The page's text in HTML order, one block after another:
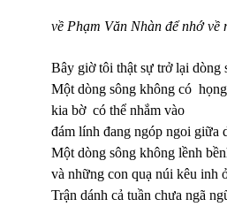
về Phạm Văn Nhàn để nhớ về
Bây giờ tôi thật sự trở lại dòng
Một dòng sông không có
kia bờ có thể nhắm vào
đám lính đang ngóp ngoi giữa
Một dòng sông không lềnh
và những con quạ núi kêu inh
Trận dánh cả tuần chưa ngã